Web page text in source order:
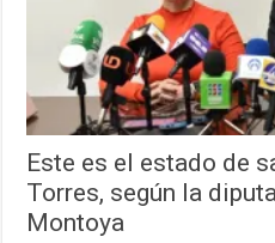
Este es el estado de
Torres, según la
Montoya